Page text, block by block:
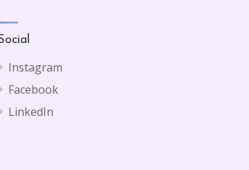
Instagram
Facebook
LinkedIn